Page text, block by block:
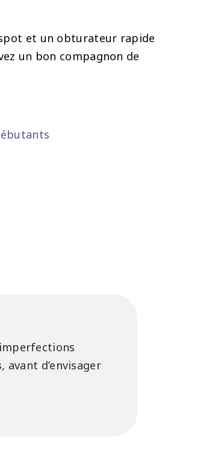
et un obturateur rapide
un bon compagnon de
, avant d’envisager